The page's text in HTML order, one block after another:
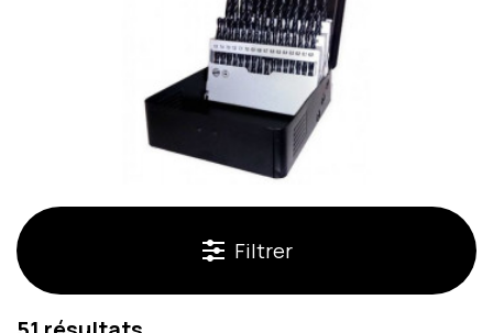
Filtrer